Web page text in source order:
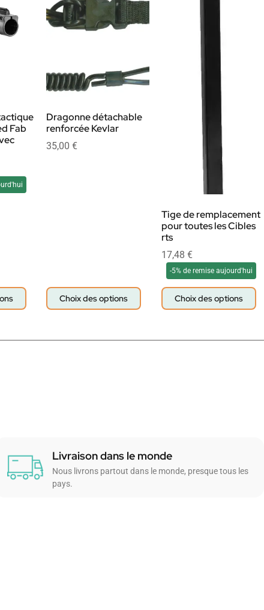
Fab
Dragonne détachable
renforcée Kevlar
35,00€
Choix des options
Tige de remplacement
pour toutes les Cibles
rts
17,48 €
-5% de remise aujourd'hui
Choix des options
Livraison dans le monde
Nous livrons partout dans le monde, presque tous les
pays.